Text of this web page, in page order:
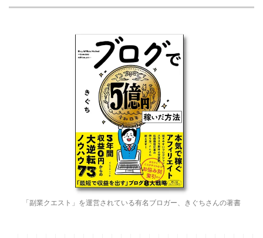
「副業クエスト」を運営されている有名ブロガー、きぐちさんの著書